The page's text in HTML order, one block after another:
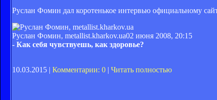
Руслан Фомин дал коротенькое интервью официальному
Руслан Фомин, metallist.kharkov.ua02 июня 2008, 20:15
- Как себя чувствуешь, как здоровье?
10.03.2015 | Комментарии: 0 | Читать полностью